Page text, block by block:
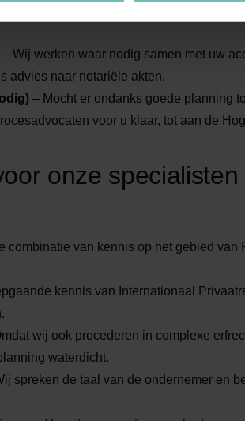
– Wij werken waar nodig samen met uw
advies naar notariële akten.
– Mocht er ondanks goede planning
voor u klaar, tot aan de
onze specialisten
combinatie van kennis op het gebied van
kennis van Internationaal
wij ook procederen in complexe
waterdicht.
spreken de taal van de ondernemer en